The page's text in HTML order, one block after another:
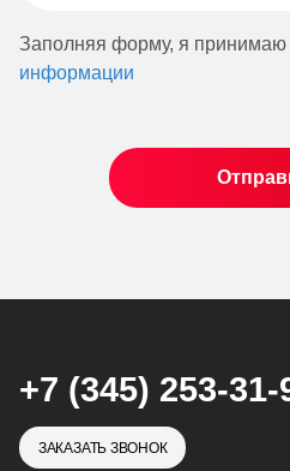
Заполняя форму, я принимаю
информации
+7 (345) 253-31-
ЗАКАЗАТЬ ЗВОНОК